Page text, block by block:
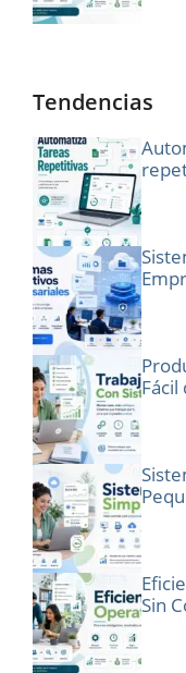
Tendencias
Fácil
Sin